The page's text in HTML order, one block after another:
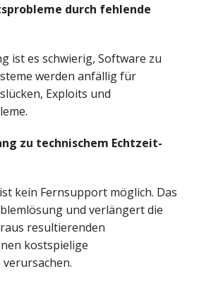
durch fehlende
ist es schwierig, Software zu
werden anfällig für
Exploits und
zu technischem Echtzeit-
kein Fernsupport möglich. Das
und verlängert die
resultierenden
kostspielige